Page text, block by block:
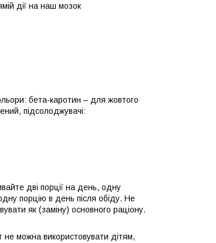
дії на наш мозок
бета-каротин – для жовтого
підсолоджувачі:
дві порції на день, одну
порцію в день після обіду. Не
як (заміну) основного раціону.
не можна використовувати дітям,